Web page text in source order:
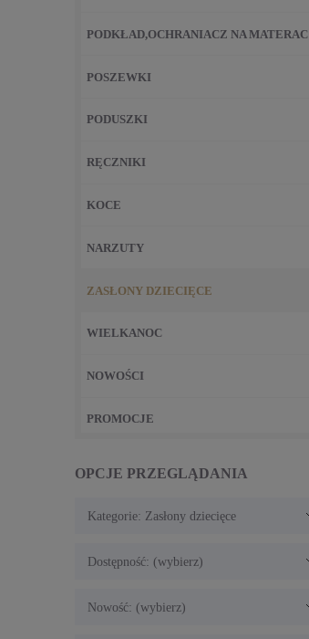
PODKŁAD,OCHRANIACZ NA MATERAC
POSZEWKI
PODUSZKI
RĘCZNIKI
KOCE
NARZUTY
ZASŁONY DZIECIĘCE
WIELKANOC
NOWOŚCI
PROMOCJE
OPCJE PRZEGLĄDANIA
Kategorie: Zasłony dziecięce
Dostępność: (wybierz)
Nowość: (wybierz)